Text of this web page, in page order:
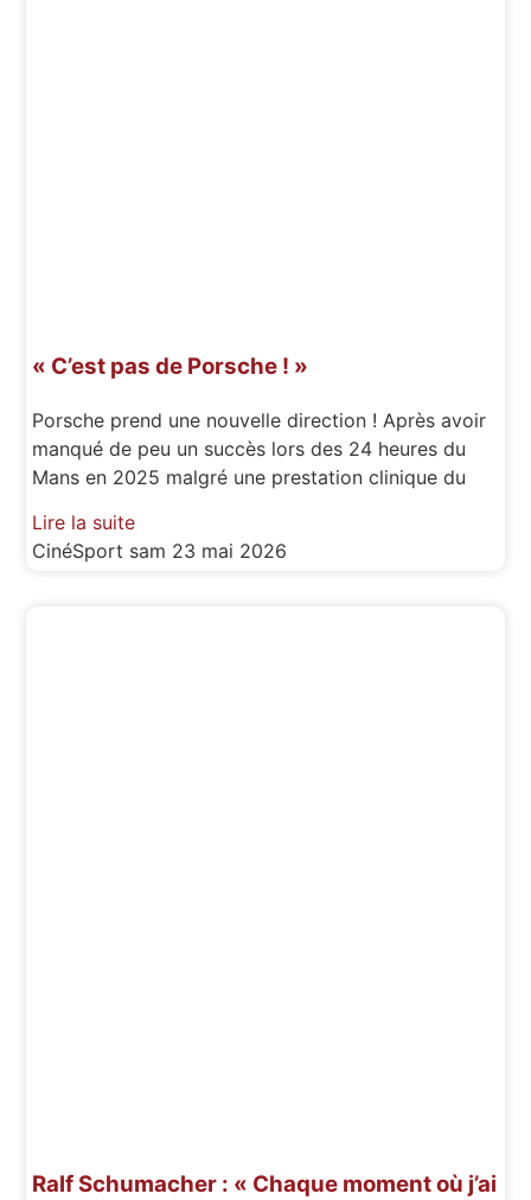
« C’est pas de Porsche ! »
Porsche prend une nouvelle direction ! Après avoir
manqué de peu un succès lors des 24 heures du
Mans en 2025 malgré une prestation clinique du
Lire la suite
CinéSport sam 23 mai 2026
Ralf Schumacher : « Chaque moment où j’ai